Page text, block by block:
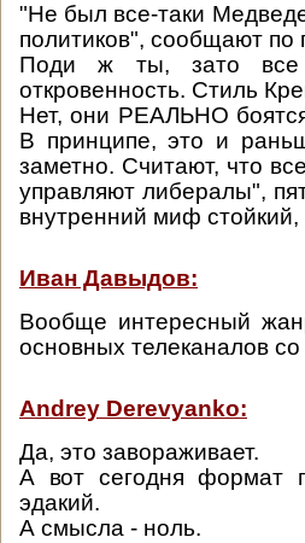
"Не был все-таки
политиков", сообщают
Поди ж ты, зато все
откровенность. Стиль
Нет, они РЕАЛЬНО
В принципе, это и
заметно. Считают, что
управляют либералы",
внутренний миф
Иван Давыдов:
Вообще интересный
основных телеканалов
Andrey Derevyanko:
Да, это завораживает.
А вот сегодня формат
эдакий.
А смысла - ноль.